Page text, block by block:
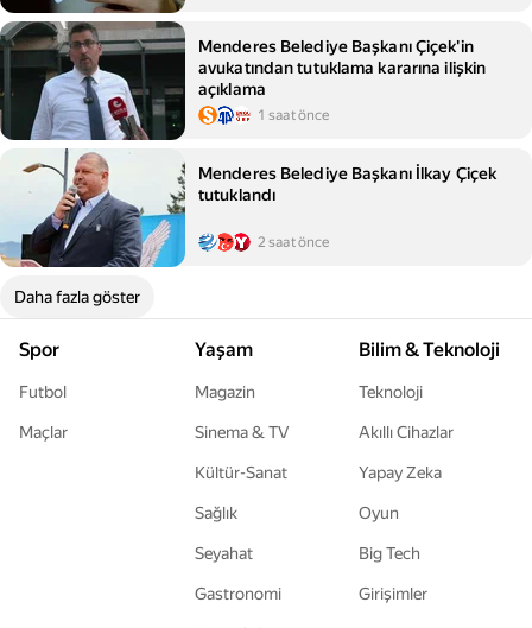
Menderes Belediye Başkanı Çiçek'in
avukatından tutuklama kararına ilişkin
açıklama
1 saat önce
Menderes Belediye Başkanı İlkay Çiçek
tutuklandı
2 saat önce
Daha fazla göster
Spor
Futbol
Maçlar
Yaşam
Magazin
Sinema & TV
Kültür-Sanat
Sağlık
Seyahat
Gastronomi
Bilim & Teknoloji
Teknoloji
Akıllı Cihazlar
Yapay Zeka
Oyun
Big Tech
Girişimler